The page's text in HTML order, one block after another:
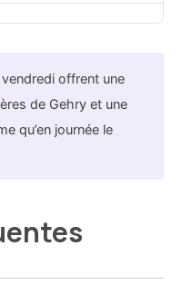
offrent une
de Gehry et une
qu’en journée le